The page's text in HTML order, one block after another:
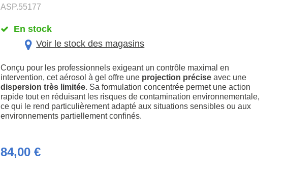
ASP.55177
En stock
Voir le stock des magasins
Conçu pour les professionnels exigeant un contrôle maximal en
intervention, cet aérosol à gel offre une projection précise avec une
dispersion très limitée. Sa formulation concentrée permet une action
rapide tout en réduisant les risques de contamination environnementale,
ce qui le rend particulièrement adapté aux situations sensibles ou aux
environnements partiellement confinés.
84,00 €